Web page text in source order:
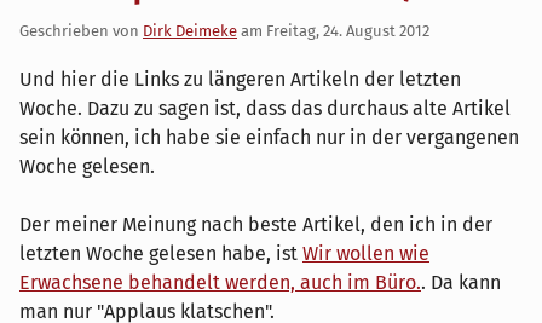
Geschrieben von Dirk Deimeke am Freitag, 24. August 2012
Und hier die Links zu längeren Artikeln der letzten
Woche. Dazu zu sagen ist, dass das durchaus alte Artikel
sein können, ich habe sie einfach nur in der vergangenen
Woche gelesen.
Der meiner Meinung nach beste Artikel, den ich in der
letzten Woche gelesen habe, ist Wir wollen wie
Erwachsene behandelt werden, auch im Büro.. Da kann
man nur "Applaus klatschen".